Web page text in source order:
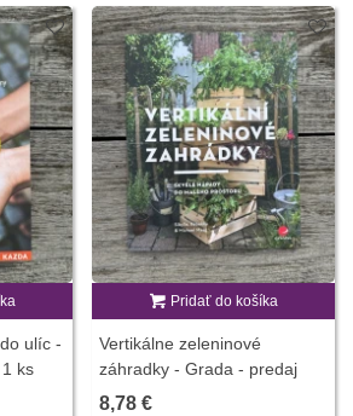
ulíc -
ks
Pridať do košíka
Vertikálne zeleninové
záhradky - Grada - predaj
kníh - 1 ks
8,78 €